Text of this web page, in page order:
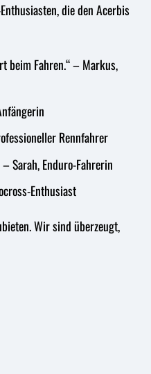
die den Acerbis
beim Fahren.“ – Markus,
Rennfahrer
Sarah, Enduro-Fahrerin
Enthusiast
Wir sind überzeugt,